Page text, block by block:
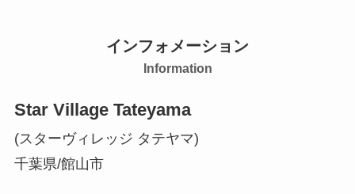
インフォメーション
Information
Star Village Tateyama
(スターヴィレッジ タテヤマ)
千葉県/館山市